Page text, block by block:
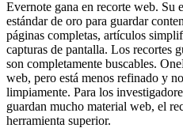
Evernote gana en recorte web. Su
estándar de oro para guardar
páginas completas, artículos
capturas de pantalla. Los recortes
son completamente buscables.
web, pero está menos refinado y
limpiamente. Para los
guardan mucho material web, el
herramienta superior.